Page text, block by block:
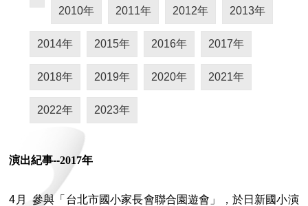
2010年 2011年 2012年 2013年
2014年 2015年 2016年 2017年
2018年 2019年 2020年 2021年
2022年 2023年
演出紀事--2017年
4月 參與「台北市國小家長會聯合園遊會」，於日新國小演